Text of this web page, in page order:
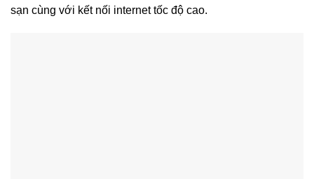
sạn cùng với kết nối internet tốc độ cao.